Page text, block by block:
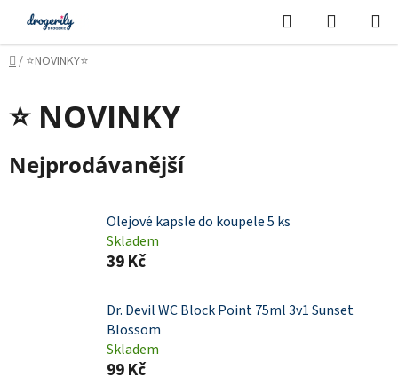
Přejít
obsah
Hledat
KOŠÍK
Domů
/ ⭐NOVINKY⭐
⭐ NOVINKY
Nejprodávanější
Olejové kapsle do koupele 5 ks
Skladem
39 Kč
Dr. Devil WC Block Point 75ml 3v1 Sunset
Blossom
Skladem
99 Kč